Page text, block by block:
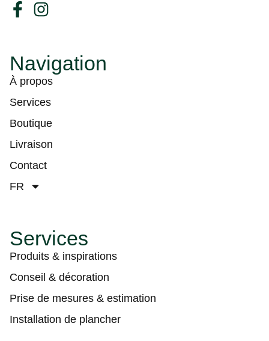
Navigation
À propos
Services
Boutique
Livraison
Contact
FR
Services
Produits & inspirations
Conseil & décoration
Prise de mesures & estimation
Installation de plancher